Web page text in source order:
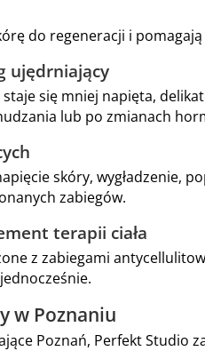
do regeneracji i
ujędrniający
się mniej napięta,
lub po zmianach
skóry, wygładzenie,
zabiegów.
terapii ciała
z zabiegami
w Poznaniu
Poznań, Perfekt